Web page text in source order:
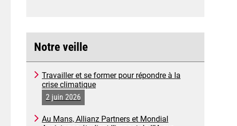
Notre veille
Travailler et se former pour répondre à la
crise climatique
2 juin 2026
Au Mans, Allianz Partners et Mondial